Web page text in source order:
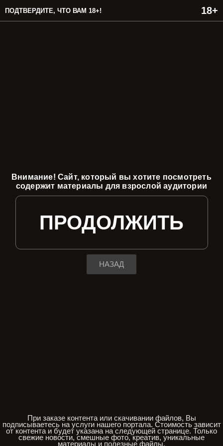
ПОДТВЕРДИТЕ, ЧТО ВАМ 18+!
Внимание! Сайт, который вы хотите посмотреть
содержит материалы для взрослой аудитории
ПРОДОЛЖИТЬ
НАЗАД
При заказе контента или скачивании файлов, Вы
подписываетесь на услуги нашего портала. Стоимость зависит
от контента и будет указана на следующей странице. Только
свежие новости, смешные фото, креатив, уникальные
материалы и полезные файлы.